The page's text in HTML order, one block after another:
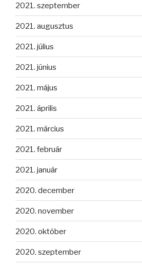
2021. szeptember
2021. augusztus
2021. július
2021. június
2021. május
2021. április
2021. március
2021. február
2021. január
2020. december
2020. november
2020. október
2020. szeptember